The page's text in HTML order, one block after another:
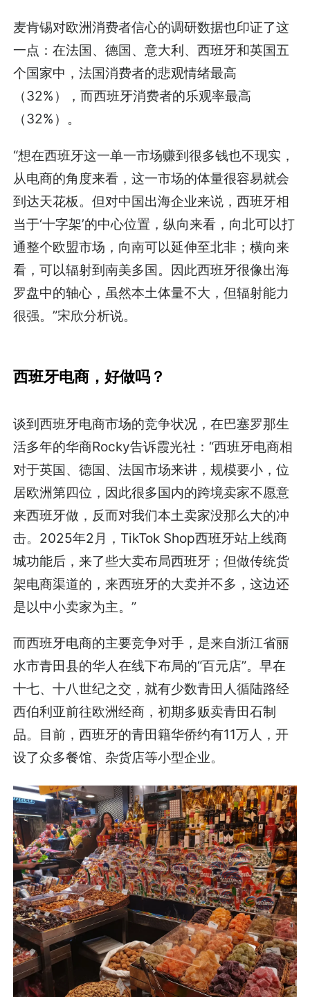
麦肯锡对欧洲消费者信心的调研数据也印证了这
一点：在法国、德国、意大利、西班牙和英国五
个国家中，法国消费者的悲观情绪最高
（32%），而西班牙消费者的乐观率最高
（32%）。
“想在西班牙这一单一市场赚到很多钱也不现实，
从电商的角度来看，这一市场的体量很容易就会
到达天花板。但对中国出海企业来说，西班牙相
当于‘十字架’的中心位置，纵向来看，向北可以打
通整个欧盟市场，向南可以延伸至北非；横向来
看，可以辐射到南美多国。因此西班牙很像出海
罗盘中的轴心，虽然本土体量不大，但辐射能力
很强。”宋欣分析说。
西班牙电商，好做吗？
谈到西班牙电商市场的竞争状况，在巴塞罗那生
活多年的华商Rocky告诉霞光社：“西班牙电商相
对于英国、德国、法国市场来讲，规模要小，位
居欧洲第四位，因此很多国内的跨境卖家不愿意
来西班牙做，反而对我们本土卖家没那么大的冲
击。2025年2月，TikTok Shop西班牙站上线商
城功能后，来了些大卖布局西班牙；但做传统货
架电商渠道的，来西班牙的大卖并不多，这边还
是以中小卖家为主。”
而西班牙电商的主要竞争对手，是来自浙江省丽
水市青田县的华人在线下布局的“百元店”。早在
十七、十八世纪之交，就有少数青田人循陆路经
西伯利亚前往欧洲经商，初期多贩卖青田石制
品。目前，西班牙的青田籍华侨约有11万人，开
设了众多餐馆、杂货店等小型企业。